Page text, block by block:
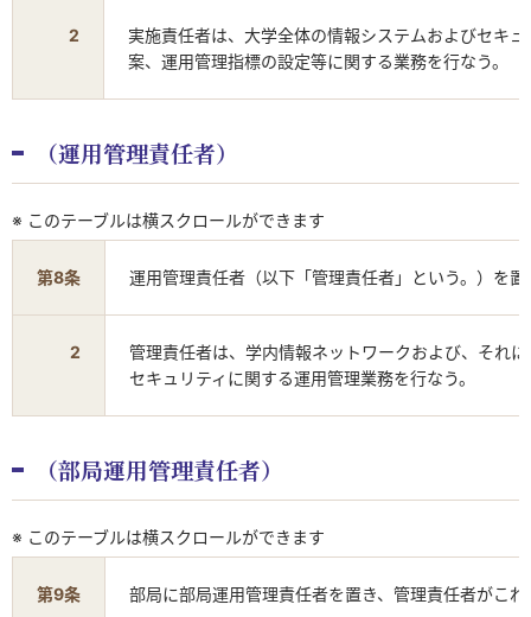
2
実施責任者は、大学全体の情報システムおよびセキ
案、運用管理指標の設定等に関する業務を行なう。
（運用管理責任者）
※ このテーブルは横スクロールができます
第8条 運用管理責任者（以下「管理責任者」という。）を
2
管理責任者は、学内情報ネットワークおよび、それ
セキュリティに関する運用管理業務を行なう。
（部局運用管理責任者）
※ このテーブルは横スクロールができます
第9条 部局に部局運用管理責任者を置き、管理責任者がこ